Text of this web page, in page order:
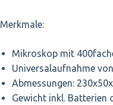
Merkmale:
Mikroskop mit
Universalaufnahme
Abmessungen:
Gewicht inkl. Batterien